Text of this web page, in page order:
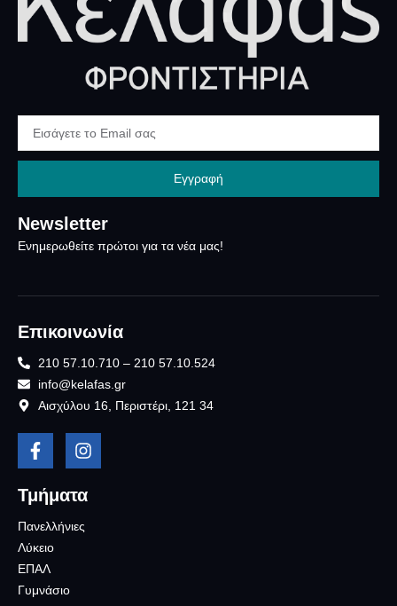
Newsletter
Ενημερωθείτε πρώτοι για τα νέα μας!
Εγγραφή
Επικοινωνία
210 57.10.710 – 210 57.10.524
info@kelafas.gr
Αισχύλου 16, Περιστέρι, 121 34
Τμήματα
Πανελλήνιες
Λύκειο
ΕΠΑΛ
Γυμνάσιο